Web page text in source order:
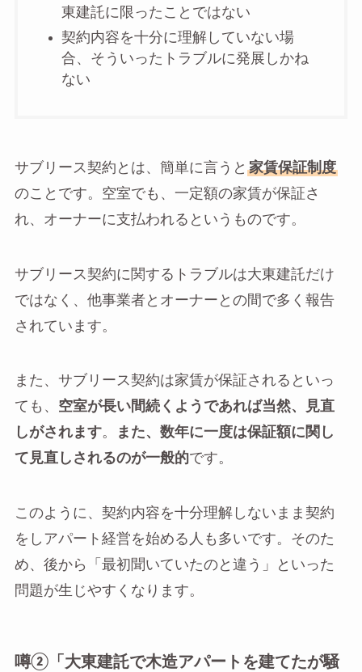
東建託に限ったことではない
契約内容を十分に理解していない場
合、そういったトラブルに発展しかね
ない
サブリース契約とは、簡単に言うと 家賃保証制度
のことです。空室でも、一定額の家賃が保証さ
れ、オーナーに支払われるというものです。
サブリース契約に関するトラブルは大東建託だけ
ではなく、他事業者とオーナーとの間で多く報告
されています。
また、サブリース契約は家賃が保証されるといっ
ても、 空室が長い間続くようであれば当然、見直
しがされます。
また、数年に一度は保証額に関し
て見直しされるのが一般的です。
このように、契約内容を十分理解しないまま契約
をしアパート経営を始める人も多いです。そのた
め、後から「最初聞いていたのと違う」といった
問題が生じやすくなります。
噂②「大東建託で木造アパートを建てたが騒